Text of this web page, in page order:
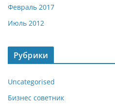
Февраль 2017
Июль 2012
Рубрики
Uncategorised
Бизнес советник